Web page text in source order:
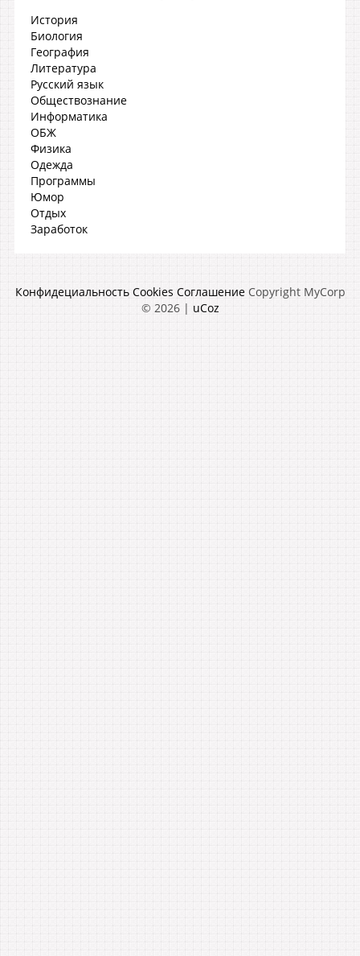
История
Биология
География
Литература
Русский язык
Обществознание
Информатика
ОБЖ
Физика
Одежда
Программы
Юмор
Отдых
Заработок
Конфидециальность Cookies Соглашение Copyright MyCorp
© 2026| uCoz